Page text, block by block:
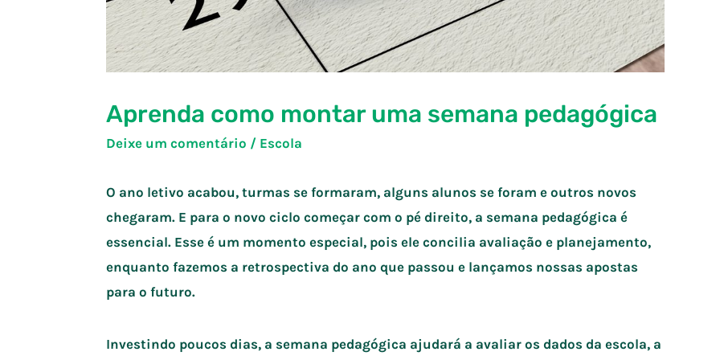
Aprenda como montar uma semana pedagógica
Deixe um comentário / Escola
O ano letivo acabou, turmas se formaram, alguns alunos se foram e outros novos
chegaram. E para o novo ciclo começar com o pé direito, a semana pedagógica é
essencial. Esse é um momento especial, pois ele concilia avaliação e planejamento,
enquanto fazemos a retrospectiva do ano que passou e lançamos nossas apostas
para o futuro.
Investindo poucos dias, a semana pedagógica ajudará a avaliar os dados da escola, a